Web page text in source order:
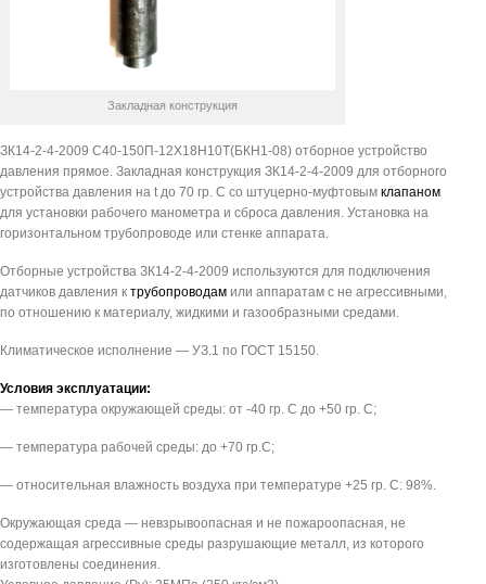
Закладная конструкция
ЗК14-2-4-2009 С40-150П-12Х18Н10Т(БКН1-08) отборное устройство
давления прямое. Закладная конструкция ЗК14-2-4-2009 для отборного
устройства давления на t до 70 гр. С со штуцерно-муфтовым клапаном
для установки рабочего манометра и сброса давления. Установка на
горизонтальном трубопроводе или стенке аппарата.
Отборные устройства ЗК14-2-4-2009 используются для подключения
датчиков давления к трубопроводам или аппаратам с не агрессивными,
по отношению к материалу, жидкими и газообразными средами.
Климатическое исполнение — УЗ.1 по ГОСТ 15150.
Условия эксплуатации:
— температура окружающей среды: от -40 гр. С до +50 гр. С;
— температура рабочей среды: до +70 гр.С;
— относительная влажность воздуха при температуре +25 гр. С: 98%.
Окружающая среда — невзрывоопасная и не пожароопасная, не
содержащая агрессивные среды разрушающие металл, из которого
изготовлены соединения.